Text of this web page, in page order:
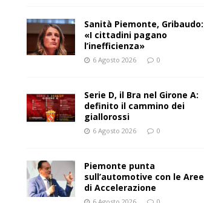
Sanità Piemonte, Gribaudo:
«I cittadini pagano
l’inefficienza»
6 Agosto 2026 0
Serie D, il Bra nel Girone A:
definito il cammino dei
giallorossi
6 Agosto 2026 0
Piemonte punta
sull’automotive con le Aree
di Accelerazione